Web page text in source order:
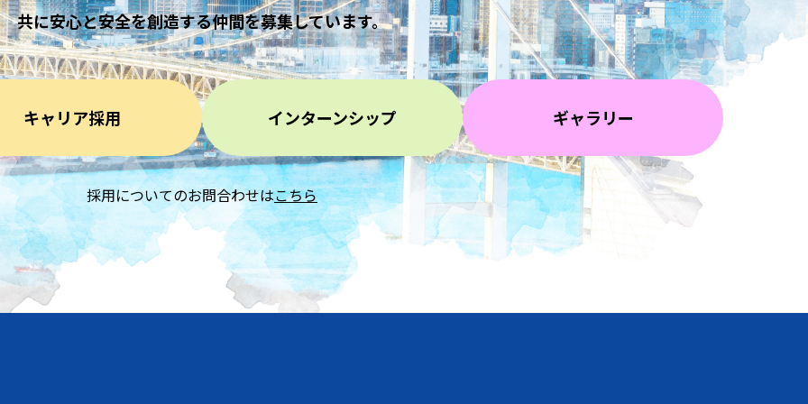
共に安心と安全を創造する仲間を募集しています。
キャリア採用 インターンシップ ギャラリー
採用についてのお問合わせはこちら